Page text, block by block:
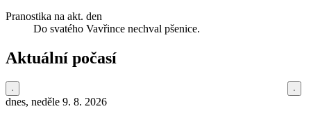
Pranostika na akt. den
Do svatého Vavřince nechval pšenice.
Aktuální počasí
dnes, neděle 9. 8. 2026